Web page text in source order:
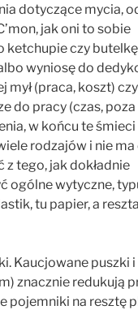
dotyczące mycia,
jak oni to sobie
ketchupie czy
wyniosę do
mył (praca, koszt) czy
do pracy (czas,
w końcu te
rodzajów i nie ma
z tego, jak dokładnie
ogólne wytyczne,
tu papier, a
Kaucjowane puszki
znacznie redukują
pojemniki na resztę